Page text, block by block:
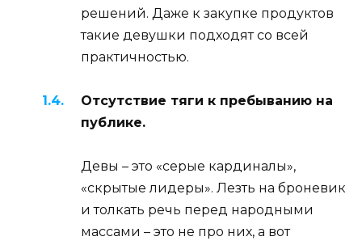
решений. Даже к закупке продуктов
такие девушки подходят со всей
практичностью.
Отсутствие тяги к пребыванию на
публике.
Девы – это «серые кардиналы»,
«скрытые лидеры». Лезть на броневик
и толкать речь перед народными
массами – это не про них, а вот